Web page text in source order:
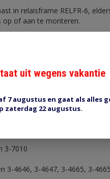
in relaisframe RELFR-6,
op of aan te monteren.
meest voorkomende relais
kontalten voor 0,5 - 1,0
3-7010
3-4646, 3-4647, 3-4665, 3-
uit wegens vakantie
7 augustus en gaat als alles
zaterdag 22 augustus.